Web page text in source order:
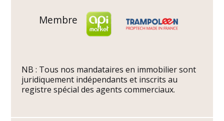
Membre
NB : Tous nos mandataires en immobilier sont
juridiquement indépendants et inscrits au
registre spécial des agents commerciaux.